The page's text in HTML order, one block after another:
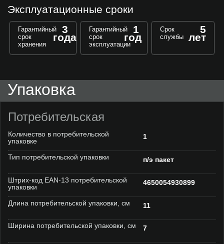
Эксплуатационные сроки
Гарантийный
срок
хранения
3
года
Гарантийный
срок
эксплуатации
1
год
Срок
службы
5
лет
Упаковка
Потребительская
Количество в потребительской
упаковке
1
Тип потребительской упаковки п/э пакет
Штрих-код EAN-13 потребительской
упаковки
4650054930899
Длина потребительской упаковки, см 11
Ширина потребительской упаковки, см 7